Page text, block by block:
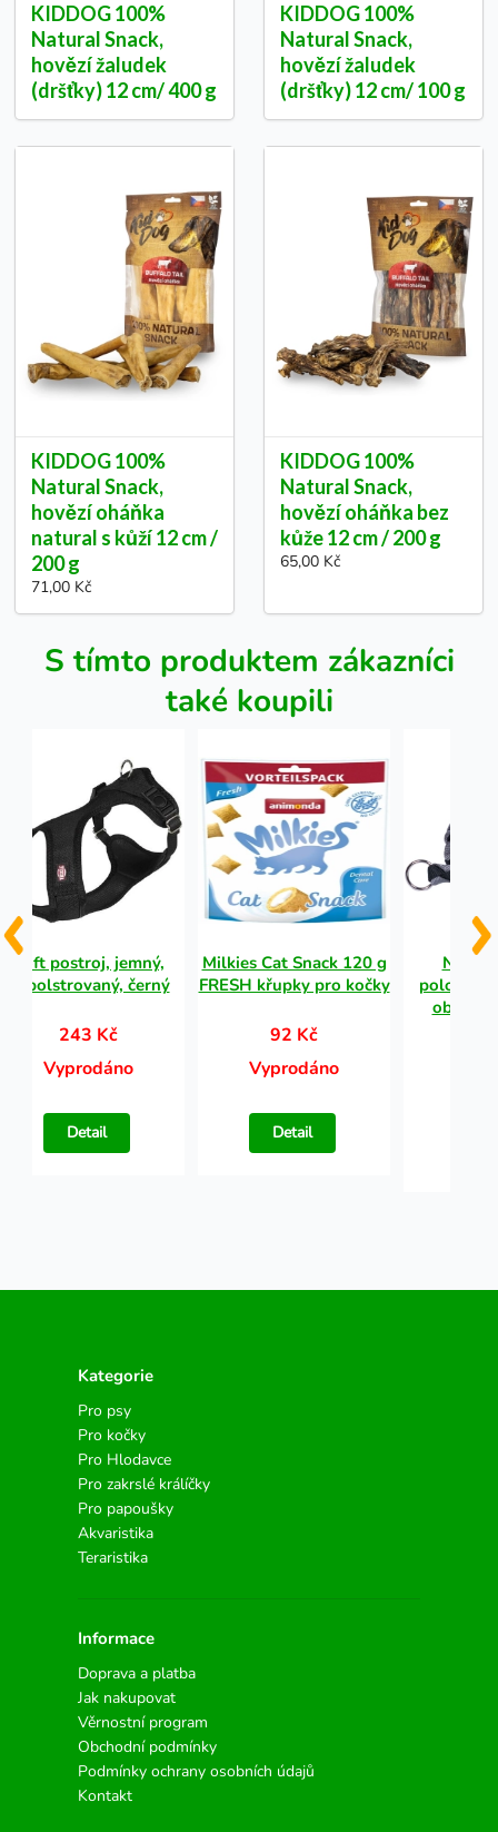
KIDDOG 100%
Natural Snack,
hovězí žaludek
(dršťky) 12 cm/ 400 g
KIDDOG 100%
Natural Snack,
hovězí žaludek
(dršťky) 12 cm/ 100 g
KIDDOG 100%
Natural Snack,
hovězí oháňka
natural s kůží 12 cm /
200 g
71,00 Kč
KIDDOG 100%
Natural Snack,
hovězí oháňka bez
kůže 12 cm / 200 g
65,00 Kč
S tímto produktem zákazníci
také koupili
Soft postroj, jemný,
vypolstrovaný, černý
243 Kč
Vyprodáno
Detail
Milkies Cat Snack 120 g
FRESH křupky pro kočky
92 Kč
Vyprodáno
Detail
Nobby
obojek
Kategorie
Pro psy
Pro kočky
Pro Hlodavce
Pro zakrslé králíčky
Pro papoušky
Akvaristika
Teraristika
Informace
Doprava a platba
Jak nakupovat
Věrnostní program
Obchodní podmínky
Podmínky ochrany osobních údajů
Kontakt